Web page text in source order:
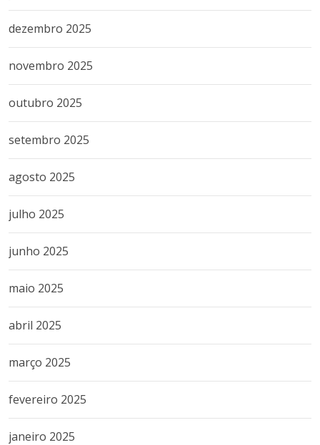
dezembro 2025
novembro 2025
outubro 2025
setembro 2025
agosto 2025
julho 2025
junho 2025
maio 2025
abril 2025
março 2025
fevereiro 2025
janeiro 2025